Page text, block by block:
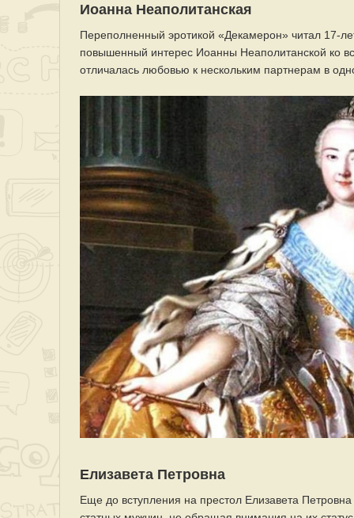
Иоанна Неаполитанская
Переполненный эротикой «Декамерон» читал 17-
повышенный интерес Иоанны Неаполитанской ко
отличалась любовью к нескольким партнерам в
Елизавета Петровна
Еще до вступления на престол Елизавета